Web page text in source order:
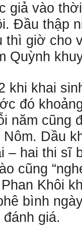
giả vào
Ðầu thập
thì giờ cho
Quỳnh
khi khai
đó
năm cũng
Nôm. Dầu
– hai thi sĩ
cũng
Khôi
bình
giá.